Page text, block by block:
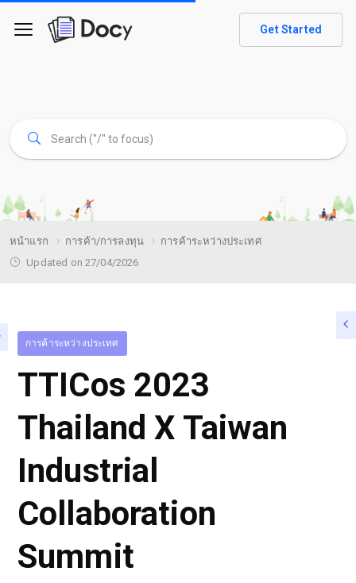
Get Started
หน้าแรก การค้า/การลงทุน
การค้าระหว่างประเทศ
Updated on 27/04/2026
การค้าระหว่างประเทศ
TTICos 2023
Thailand X Taiwan
Industrial
Collaboration
Summit